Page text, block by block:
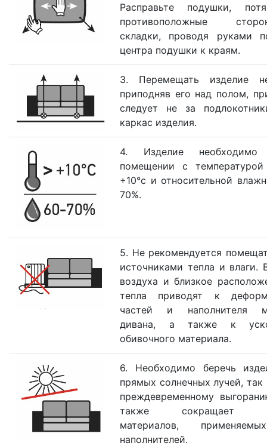
Расправьте подушки,
противоположные
складки, проводя руками
центра подушки к краям.
3. Перемещать изделие
приподняв его над полом,
следует не за
каркас изделия.
4. Изделие необходимо
помещении с
+10°с и относительной
70%.
5. Не рекомендуется
источниками тепла и влаги.
воздуха и близкое
тепла приводят к
частей и наполнителя
дивана, а также к
обивочного материала.
6. Необходимо беречь
прямых солнечных лучей, так
преждевременному
также сокращает
материалов,
наполнителей.